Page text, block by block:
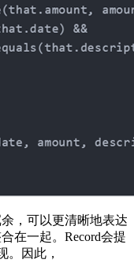
，可以更清晰地表达
在一起。Record会提
。因此，